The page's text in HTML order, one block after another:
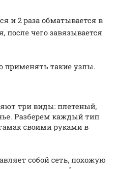
и 2 раза обматывается в
после чего завязывается
такие узлы.
три виды: плетеный,
Разберем каждый тип
своими руками в
собой сеть, похожую